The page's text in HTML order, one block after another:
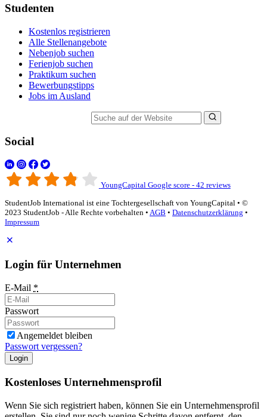
Studenten
Kostenlos registrieren
Alle Stellenangebote
Nebenjob suchen
Ferienjob suchen
Praktikum suchen
Bewerbungstipps
Jobs im Ausland
Social
YoungCapital Google score - 42 reviews
StudentJob International ist eine Tochtergesellschaft von YoungCapital • ©
2023 StudentJob - Alle Rechte vorbehalten • AGB • Datenschutzerklärung •
Impressum
Login für Unternehmen
E-Mail *
Passwort
Angemeldet bleiben
Passwort vergessen?
Login
Kostenloses Unternehmensprofil
Wenn Sie sich registriert haben, können Sie ein Unternehmensprofil